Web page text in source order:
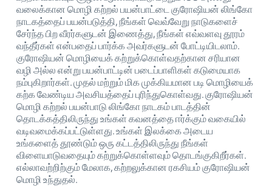
வலைக்கான மொழி கற்றல் பயன்பாட்டை குரோஷியன் லிங்கோ
நாடகத்தைப் பயன்படுத்தி, நீங்கள் வெவ்வேறு நாடுகளைச்
சேர்ந்த பிற வீரர்களுடன் இணைத்து, நீங்கள் எவ்வளவு தூரம்
வந்தீர்கள் என்பதைப் பார்க்க அவர்களுடன் போட்டியிடலாம்.
குரோஷியன் மொழியைக் கற்றுக்கொள்வதற்கான சரியான
வழி அல்ல என்று பயன்பாட்டின் படைப்பாளிகள் கடுமையாக
நம்புகிறார்கள். முதல் மற்றும் மிக முக்கியமான படி மொழியைக்
கற்க வேண்டிய அவசியத்தைப் புரிந்துகொள்வது. குரோஷியன்
மொழி கற்றல் பயன்பாடு லிங்கோ நாடகம் பாடத்தின்
தொடக்கத்திலிருந்து உங்கள் கவனத்தை ஈர்க்கும் வகையில்
வடிவமைக்கப்பட்டுள்ளது. உங்கள் இலக்கை அடைய
உங்களைத் தூண்டும் ஒரு கட்டத்திலிருந்து நீங்கள்
விளையாடுவதையும் கற்றுக்கொள்ளவும் தொடங்குகிறீர்கள்.
எல்லாவற்றிற்கும் மேலாக, கற்றலுக்கான ரகசியம் குரோஷியன்
மொழி உந்துதல்.